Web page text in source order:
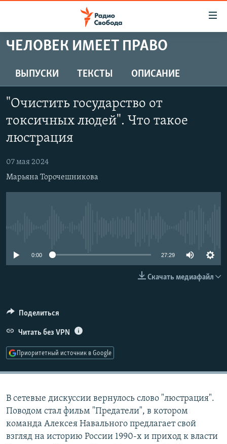
упрощенного
Вернуться
к
основному
Вернутся
навигации
Вернутся
ПОДКАСТЫ
ЦИТАТЫ СВОБОДЫ
МНЕНИЯ
КУЛЬТУРА
IDEL.РЕАЛИИ
КАВКАЗ.РЕАЛИИ
ПОДПИШИТЕСЬ НА РАССЫЛКУ
Все сайты РСЕ/РС
ЧЕЛОВЕК ИМЕЕТ ПРАВО
ВЫПУСКИ ТЕКСТЫ ОПИСАНИЕ
"Очистить государство от
токсичных людей". Что такое
люстрация
07 мая 2024
Марьяна Торочешникова
0:00 27:29
Скачать медиафайл
Поделиться
Читать без VPN
Приоритетный источник в Google
В сетевые дискуссии вернулось слово "люстрация".
Поводом стал фильм "Предатели", в котором
команда Алексея Навального предлагает свой
взгляд на историю России 1990-х и приход к власти